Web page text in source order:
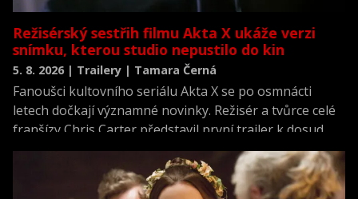
Režisérský sestřih filmu Akta X ukáže verzi
snímku, kterou studio nepustilo do kin
5. 8. 2026 | Trailery | Tamara Černá
Fanoušci kultovního seriálu Akta X se po osmnácti
letech dočkají významné novinky. Režisér a tvůrce celé
franšízy Chris Carter představil první trailer k dosud
neviděné režisérské verzi filmu Akta X: Chci uvěřit.